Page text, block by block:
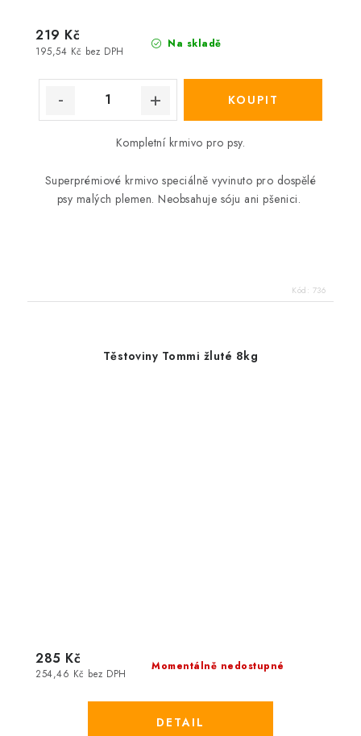
Na skladě
195,54 Kč bez DPH
219 Kč
Kompletní krmivo pro psy.
Superprémiové krmivo speciálně vyvinuto pro dospělé
psy malých plemen. Neobsahuje sóju ani pšenici.
Kód: 736
Těstoviny Tommi žluté 8kg
Momentálně nedostupné
254,46 Kč bez DPH
285 Kč